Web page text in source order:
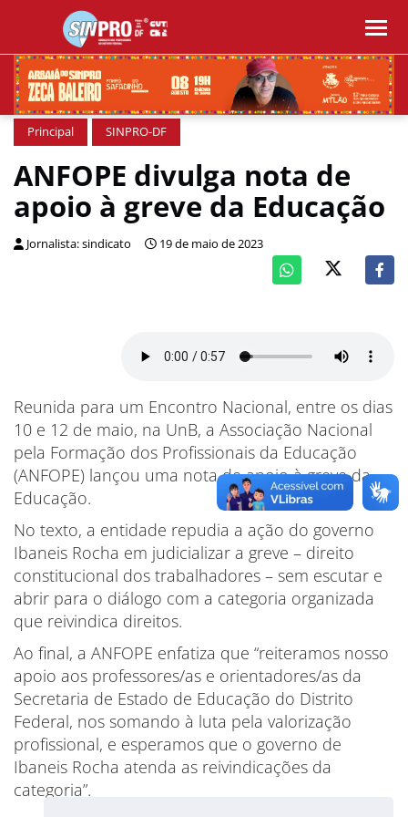
Principal SINPRO-DF
ANFOPE divulga nota de
apoio à greve da Educação
Jornalista: sindicato 19 de maio de 2023
Reunida para um Encontro Nacional, entre os dias
10 e 12 de maio, na UnB, a Associação Nacional
pela Formação dos Profissionais da Educação
(ANFOPE) lançou uma nota de apoio à greve da
Educação.
No texto, a entidade repudia a ação do governo
Ibaneis Rocha em judicializar a greve – direito
constitucional dos trabalhadores – sem escutar e
abrir para o diálogo com a categoria organizada
que reivindica direitos.
Ao final, a ANFOPE enfatiza que “reiteramos nosso
apoio aos professores/as e orientadores/as da
Secretaria de Estado de Educação do Distrito
Federal, nos somando à luta pela valorização
profissional, e esperamos que o governo de
Ibaneis Rocha atenda as reivindicações da
categoria”.